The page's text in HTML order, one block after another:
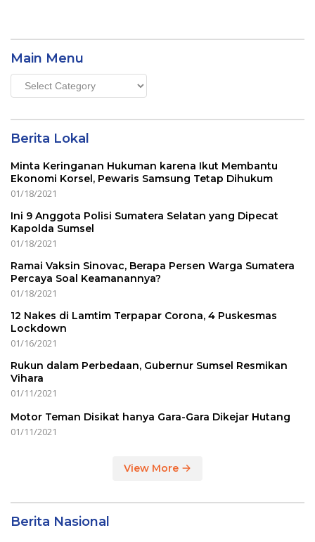
Main Menu
Main
Menu
Berita Lokal
Minta Keringanan Hukuman karena Ikut Membantu
Ekonomi Korsel, Pewaris Samsung Tetap Dihukum
01/18/2021
Ini 9 Anggota Polisi Sumatera Selatan yang Dipecat
Kapolda Sumsel
01/18/2021
Ramai Vaksin Sinovac, Berapa Persen Warga Sumatera
Percaya Soal Keamanannya?
01/18/2021
12 Nakes di Lamtim Terpapar Corona, 4 Puskesmas
Lockdown
01/16/2021
Rukun dalam Perbedaan, Gubernur Sumsel Resmikan
Vihara
01/11/2021
Motor Teman Disikat hanya Gara-Gara Dikejar Hutang
01/11/2021
View More
Berita Nasional